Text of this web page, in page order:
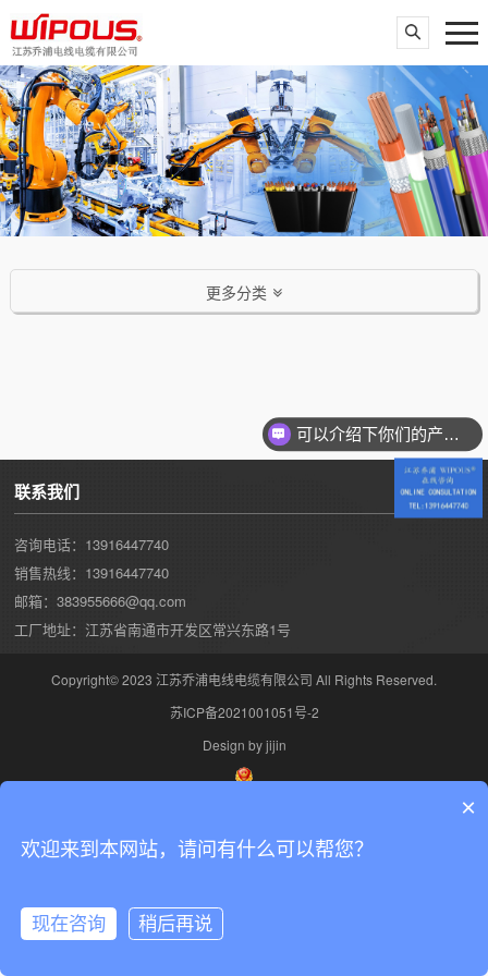
更多分类
联系我们
咨询电话：13916447740
销售热线：13916447740
邮箱：383955666@qq.com
工厂地址：江苏省南通市开发区常兴东路1号
Copyright© 2023 江苏乔浦电线电缆有限公司 All Rights Reserved.
苏ICP备2021001051号-2
Design by jijin
可以介绍下你们的产品么？
×
欢迎来到本网站，请问有什么可以帮您？
现在咨询 稍后再说